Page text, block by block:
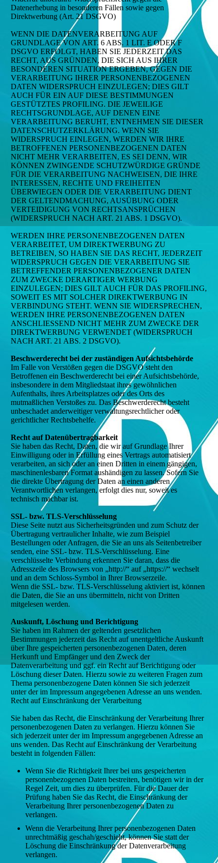
Datenerhebung in besonderen Fällen sowie gegen
Direktwerbung (Art. 21 DSGVO)
WENN DIE DATENVERARBEITUNG AUF
GRUNDLAGE VON ART. 6 ABS. 1 LIT. E ODER F
DSGVO ERFOLGT, HABEN SIE JEDERZEIT DAS
RECHT, AUS GRÜNDEN, DIE SICH AUS IHRER
BESONDEREN SITUATION ERGEBEN, GEGEN DIE
VERARBEITUNG IHRER PERSONENBEZOGENEN
DATEN WIDERSPRUCH EINZULEGEN; DIES GILT
AUCH FÜR EIN AUF DIESE BESTIMMUNGEN
GESTÜTZTES PROFILING. DIE JEWEILIGE
RECHTSGRUNDLAGE, AUF DENEN EINE
VERARBEITUNG BERUHT, ENTNEHMEN SIE DIESER
DATENSCHUTZERKLÄRUNG. WENN SIE
WIDERSPRUCH EINLEGEN, WERDEN WIR IHRE
BETROFFENEN PERSONENBEZOGENEN DATEN
NICHT MEHR VERARBEITEN, ES SEI DENN, WIR
KÖNNEN ZWINGENDE SCHUTZWÜRDIGE GRÜNDE
FÜR DIE VERARBEITUNG NACHWEISEN, DIE IHRE
INTERESSEN, RECHTE UND FREIHEITEN
ÜBERWIEGEN ODER DIE VERARBEITUNG DIENT
DER GELTENDMACHUNG, AUSÜBUNG ODER
VERTEIDIGUNG VON RECHTSANSPRÜCHEN
(WIDERSPRUCH NACH ART. 21 ABS. 1 DSGVO).
WERDEN IHRE PERSONENBEZOGENEN DATEN
VERARBEITET, UM DIREKTWERBUNG ZU
BETREIBEN, SO HABEN SIE DAS RECHT, JEDERZEIT
WIDERSPRUCH GEGEN DIE VERARBEITUNG SIE
BETREFFENDER PERSONENBEZOGENER DATEN
ZUM ZWECKE DERARTIGER WERBUNG
EINZULEGEN; DIES GILT AUCH FÜR DAS PROFILING,
SOWEIT ES MIT SOLCHER DIREKTWERBUNG IN
VERBINDUNG STEHT. WENN SIE WIDERSPRECHEN,
WERDEN IHRE PERSONENBEZOGENEN DATEN
ANSCHLIESSEND NICHT MEHR ZUM ZWECKE DER
DIREKTWERBUNG VERWENDET (WIDERSPRUCH
NACH ART. 21 ABS. 2 DSGVO).
Beschwerderecht bei der zuständigen Aufsichtsbehörde
Im Falle von Verstößen gegen die DSGVO steht den
Betroffenen ein Beschwerderecht bei einer Aufsichtsbehörde,
insbesondere in dem Mitgliedstaat ihres gewöhnlichen
Aufenthalts, ihres Arbeitsplatzes oder des Orts des
mutmaßlichen Verstoßes zu. Das Beschwerderecht besteht
unbeschadet anderweitiger verwaltungsrechtlicher oder
gerichtlicher Rechtsbehelfe.
Recht auf Datenübertragbarkeit
Sie haben das Recht, Daten, die wir auf Grundlage Ihrer
Einwilligung oder in Erfüllung eines Vertrags automatisiert
verarbeiten, an sich oder an einen Dritten in einem gängigen,
maschinenlesbaren Format aushändigen zu lassen. Sofern Sie
die direkte Übertragung der Daten an einen anderen
Verantwortlichen verlangen, erfolgt dies nur, soweit es
technisch machbar ist.
SSL- bzw. TLS-Verschlüsselung
Diese Seite nutzt aus Sicherheitsgründen und zum Schutz der
Übertragung vertraulicher Inhalte, wie zum Beispiel
Bestellungen oder Anfragen, die Sie an uns als Seitenbetreiber
senden, eine SSL- bzw. TLS-Verschlüsselung. Eine
verschlüsselte Verbindung erkennen Sie daran, dass die
Adresszeile des Browsers von „http://“ auf „https://“ wechselt
und an dem Schloss-Symbol in Ihrer Browserzeile.
Wenn die SSL- bzw. TLS-Verschlüsselung aktiviert ist, können
die Daten, die Sie an uns übermitteln, nicht von Dritten
mitgelesen werden.
Auskunft, Löschung und Berichtigung
Sie haben im Rahmen der geltenden gesetzlichen
Bestimmungen jederzeit das Recht auf unentgeltliche Auskunft
über Ihre gespeicherten personenbezogenen Daten, deren
Herkunft und Empfänger und den Zweck der
Datenverarbeitung und ggf. ein Recht auf Berichtigung oder
Löschung dieser Daten. Hierzu sowie zu weiteren Fragen zum
Thema personenbezogene Daten können Sie sich jederzeit
unter der im Impressum angegebenen Adresse an uns wenden.
Recht auf Einschränkung der Verarbeitung
Sie haben das Recht, die Einschränkung der Verarbeitung Ihrer
personenbezogenen Daten zu verlangen. Hierzu können Sie
sich jederzeit unter der im Impressum angegebenen Adresse an
uns wenden. Das Recht auf Einschränkung der Verarbeitung
besteht in folgenden Fällen:
Wenn Sie die Richtigkeit Ihrer bei uns gespeicherten
personenbezogenen Daten bestreiten, benötigen wir in der
Regel Zeit, um dies zu überprüfen. Für die Dauer der
Prüfung haben Sie das Recht, die Einschränkung der
Verarbeitung Ihrer personenbezogenen Daten zu
verlangen.
Wenn die Verarbeitung Ihrer personenbezogenen Daten
unrechtmäßig geschah/geschieht, können Sie statt der
Löschung die Einschränkung der Datenverarbeitung
verlangen.